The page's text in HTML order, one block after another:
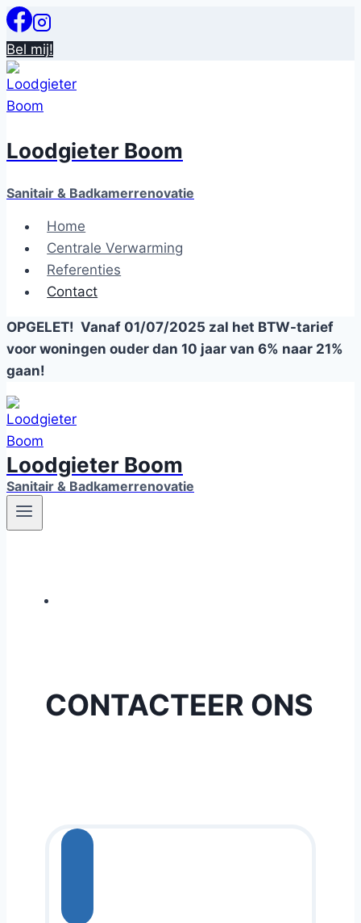
Doorgaan
naar
inhoud
Bel mij!
Loodgieter Boom
Sanitair & Badkamerrenovatie
Home
Centrale Verwarming
Referenties
Contact
OPGELET! Vanaf 01/07/2025 zal het BTW-tarief
voor woningen ouder dan 10 jaar van 6% naar 21%
gaan!
Loodgieter Boom
Sanitair & Badkamerrenovatie
CONTACTEER ONS